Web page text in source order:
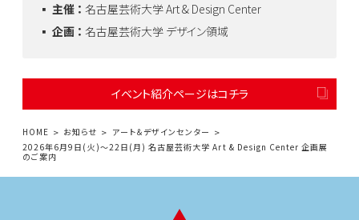
▪️ 主催 ： 名古屋芸術大学 Art & Design Center
▪️ 企画 ： 名古屋芸術大学 デザイン領域
イベント紹介ページはコチラ
HOME お知らせ
アート＆デザインセンター
2026年6月9日(火)～22日(月) 名古屋芸術大学 Art & Design Center 企画展
のご案内